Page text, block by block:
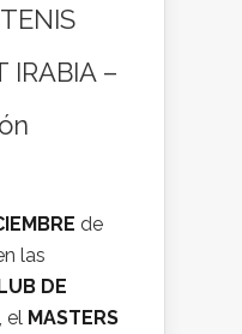
IRABIA –
de
las
DE
, el MASTERS